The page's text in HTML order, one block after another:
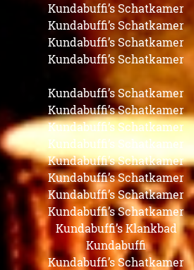
Kundabuffi’s Schatkamer
Kundabuffi’s Schatkamer
Kundabuffi’s Schatkamer
Kundabuffi’s Schatkamer
Kundabuffi’s Schatkamer
Kundabuffi’s Schatkamer
Kundabuffi’s Schatkamer
Kundabuffi’s Schatkamer
Kundabuffi’s Schatkamer
Kundabuffi’s Schatkamer
Kundabuffi’s Schatkamer
Kundabuffi’s Schatkamer
Kundabuffi’s Klankbad
Kundabuffi
Kundabuffi’s Schatkamer